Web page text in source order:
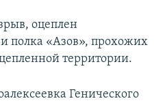
оцеплен
полка «Азов», прохожих
территории.
Генического